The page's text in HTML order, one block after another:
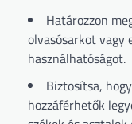
Határozzon
olvasósarkot vagy
használhatóságot.
Biztosítsa,
hozzáférhetők